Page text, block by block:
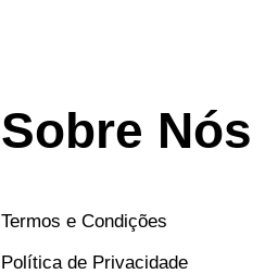
Sobre Nós
Termos e Condições
Política de Privacidade